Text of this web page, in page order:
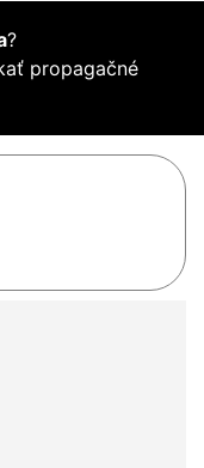
?
propagačné